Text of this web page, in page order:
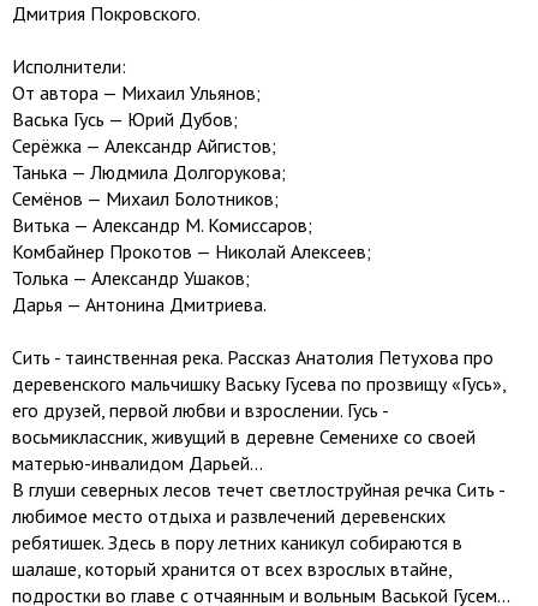
Дмитрия Покровского.
Исполнители:
От автора — Михаил Ульянов;
Васька Гусь — Юрий Дубов;
Серёжка — Александр Айгистов;
Танька — Людмила Долгорукова;
Семёнов — Михаил Болотников;
Витька — Александр М. Комиссаров;
Комбайнер Прокотов — Николай Алексеев;
Толька — Александр Ушаков;
Дарья — Антонина Дмитриева.
Сить - таинственная река. Рассказ Анатолия Петухова про
деревенского мальчишку Ваську Гусева по прозвищу «Гусь»,
его друзей, первой любви и взрослении. Гусь -
восьмиклассник, живущий в деревне Семенихе со своей
матерью-инвалидом Дарьей...
В глуши северных лесов течет светлоструйная речка Сить -
любимое место отдыха и развлечений деревенских
ребятишек. Здесь в пору летних каникул собираются в
шалаше, который хранится от всех взрослых втайне,
подростки во главе с отчаянным и вольным Васькой Гусем...